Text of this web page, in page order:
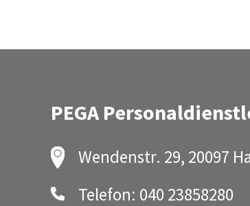
PEGA
Wendenstr. 29, 20097
Telefon: 040 23858280